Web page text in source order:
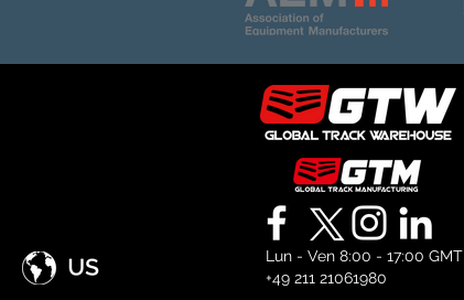
Lun - Ven 8:00 - 17:00 GMT
+49 211 21061980